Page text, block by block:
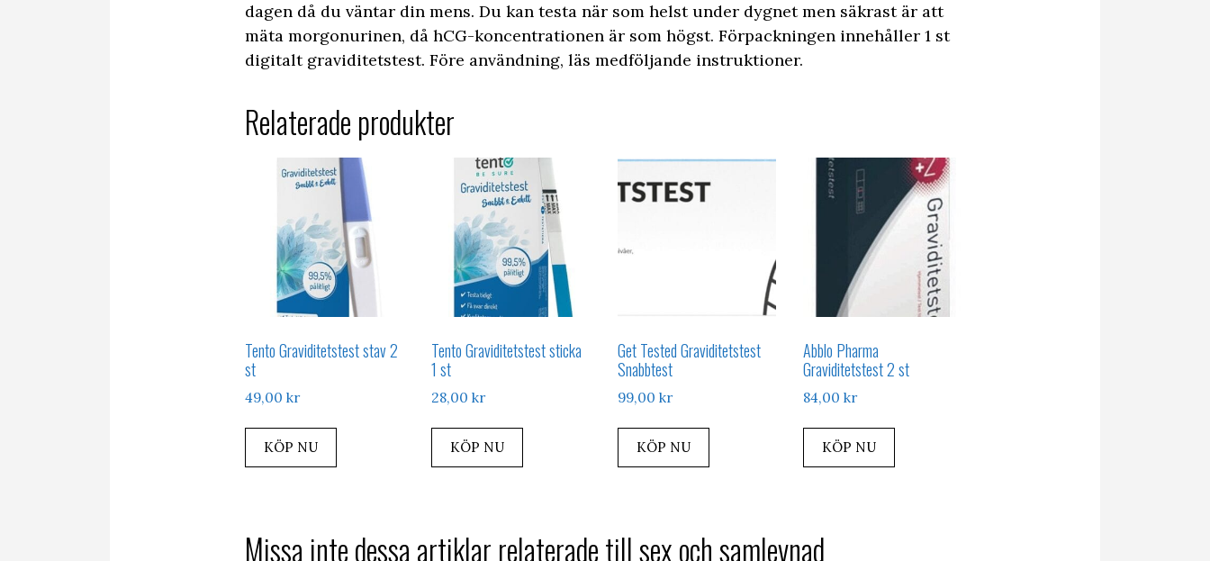
dagen då du väntar din mens. Du kan testa när som helst under dygnet men säkrast är att
mäta morgonurinen, då hCG-koncentrationen är som högst. Förpackningen innehåller 1 st
digitalt graviditetstest. Före användning, läs medföljande instruktioner.
Relaterade produkter
Tento Graviditetstest stav 2
st
49,00 kr
KÖP NU
Tento Graviditetstest sticka
1 st
28,00 kr
KÖP NU
Get Tested Graviditetstest
Snabbtest
99,00 kr
KÖP NU
Abblo Pharma
Graviditetstest 2 st
84,00kr
KÖP NU
Missa inte dessa artiklar relaterade till sex och samlevnad